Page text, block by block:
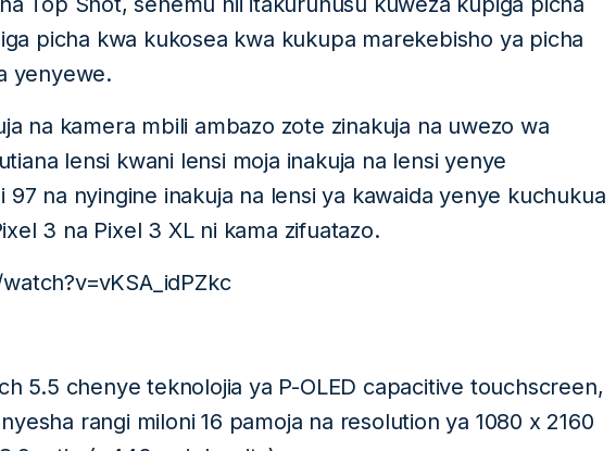
picha kwa kukosea kwa kukupa marekebisho ya picha
yenyewe.
na kamera mbili ambazo zote zinakuja na uwezo wa
lensi kwani lensi moja inakuja na lensi yenye
na nyingine inakuja na lensi ya kawaida yenye kuchukua
3 na Pixel 3 XL ni kama zifuatazo.
5.5 chenye teknolojia ya P-OLED capacitive touchscreen,
rangi miloni 16 pamoja na resolution ya 1080 x 2160